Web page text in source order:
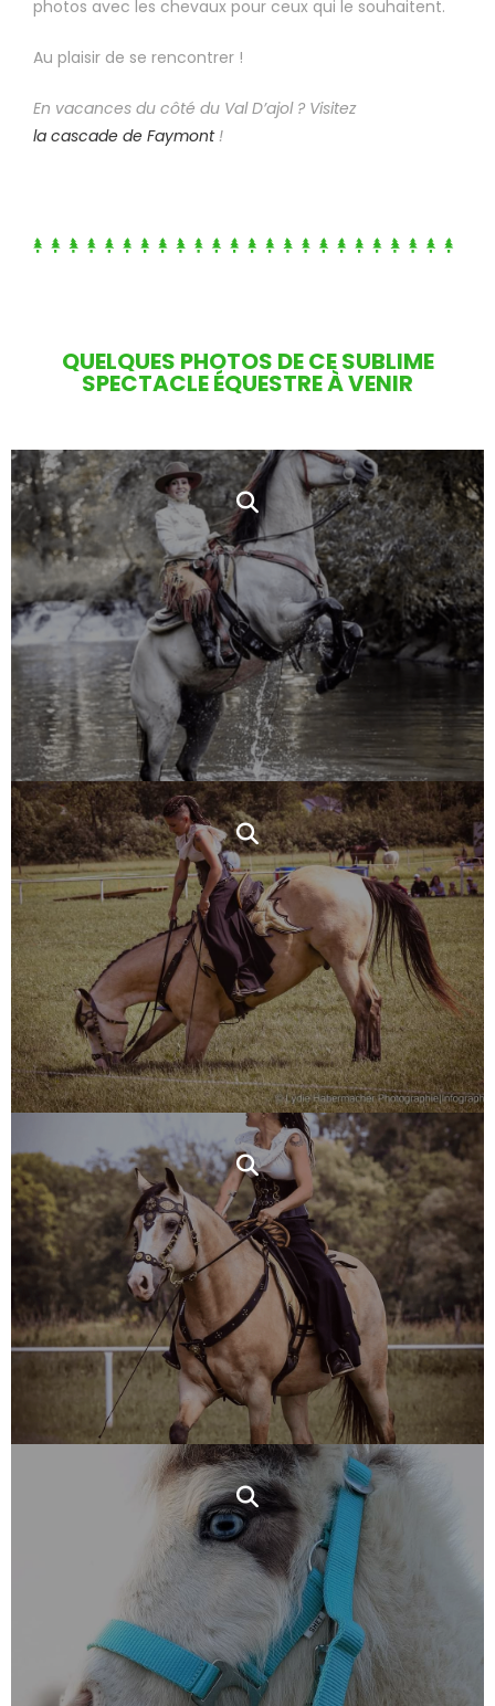
photos avec les chevaux pour ceux qui le souhaitent.
Au plaisir de se rencontrer !
En vacances du côté du Val D’ajol ? Visitez
la cascade de Faymont!
QUELQUES PHOTOS DE CE SUBLIME
SPECTACLE ÉQUESTRE À VENIR